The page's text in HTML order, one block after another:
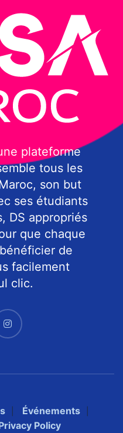
plateforme
tous les
son but
ses étudiants
DS appropriés
que chaque
de
facilement
clic.
Événements
Policy